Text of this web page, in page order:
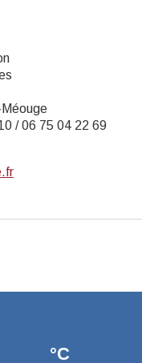
/ 06 75 04 22 69